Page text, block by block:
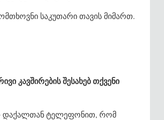
საკუთარი თავის მიმართ.
კავშირების შესახებ თქვენი
დაქალთან ტელეფონით, რომ